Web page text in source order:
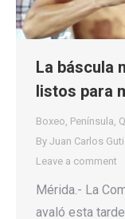
La báscula
listos para
Boxeo Península
By Juan Carlos
Leave a comment
Mérida.- La
avaló esta